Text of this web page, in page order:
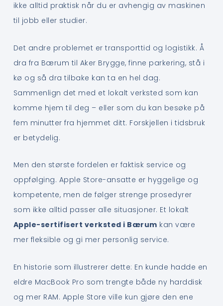
ikke alltid praktisk når du er avhengig av maskinen
til jobb eller studier.
Det andre problemet er transporttid og logistikk. Å
dra fra Bærum til Aker Brygge, finne parkering, stå i
kø og så dra tilbake kan ta en hel dag.
Sammenlign det med et lokalt verksted som kan
komme hjem til deg – eller som du kan besøke på
fem minutter fra hjemmet ditt. Forskjellen i tidsbruk
er betydelig.
Men den største fordelen er faktisk service og
oppfølging. Apple Store-ansatte er hyggelige og
kompetente, men de følger strenge prosedyrer
som ikke alltid passer alle situasjoner. Et lokalt
Apple-sertifisert verksted i Bærum kan være
mer fleksible og gi mer personlig service.
En historie som illustrerer dette: En kunde hadde en
eldre MacBook Pro som trengte både ny harddisk
og mer RAM. Apple Store ville kun gjøre den ene